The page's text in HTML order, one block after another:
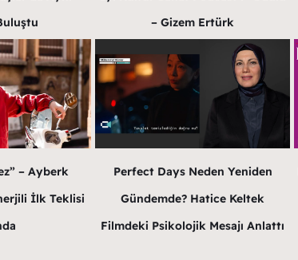
– Gizem Ertürk
– Ayberk
İlk Teklisi
Perfect Days Neden Yeniden
Gündemde? Hatice Keltek
Filmdeki Psikolojik Mesajı Anlattı